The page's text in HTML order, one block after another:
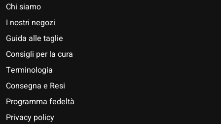
Chi siamo
I nostri negozi
Guida alle taglie
Consigli per la cura
Terminologia
Consegna e Resi
Programma fedeltà
Privacy policy